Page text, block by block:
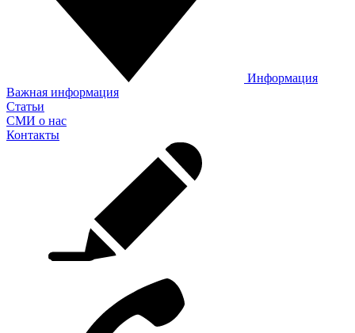
Информация
Важная информация
Статьи
СМИ о нас
Контакты